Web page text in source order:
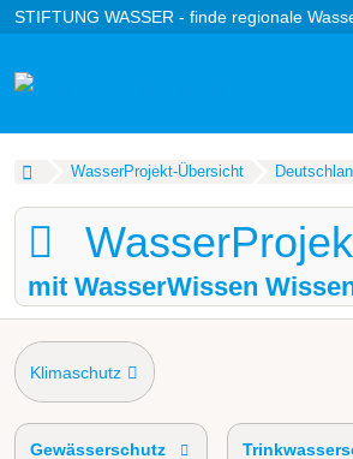
STIFTUNG WASSER - finde regionale
WasserProjekt-Übersicht
mit WasserWissen
Klimaschutz
Gewässerschutz